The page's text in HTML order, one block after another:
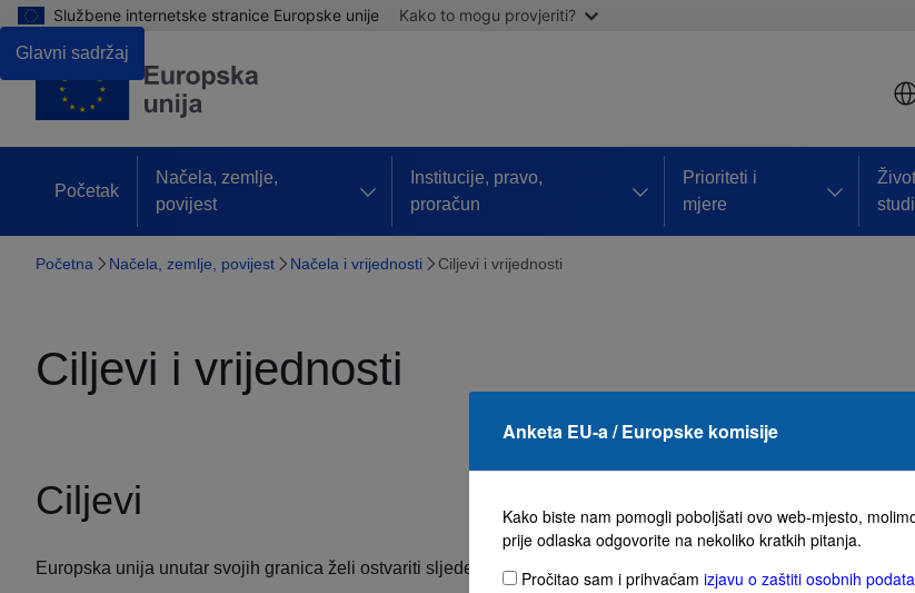
Glavni sadržaj
Službene internetske stranice Europske unije Kako to mogu provjeriti?
Početak
Načela, zemlje,
povijest
Institucije, pravo,
proračun
Prioriteti i
mjere
Početna Načela, zemlje, povijest Načela i vrijednosti Ciljevi i vrijednosti
Ciljevi i vrijednosti
Ciljevi
Europska unija unutar svojih granica želi ostvariti sljedeće ciljeve:
Anketa EU-a / Europske komisije
Kako biste nam pomogli poboljšati ovo web-mjesto,
prije odlaska odgovorite na nekoliko kratkih pitanja.
Pročitao sam i prihvaćam izjavu o zaštiti osobnih